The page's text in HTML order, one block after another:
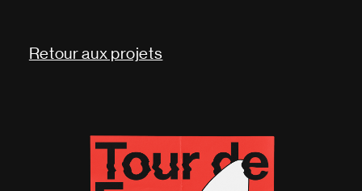
Retour aux projets